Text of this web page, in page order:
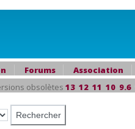
Forums Association
obsolètes 13 12 11 10 9.6